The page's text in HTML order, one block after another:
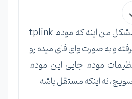
بعله یکی هستش، مشکل من اینه که مودم tplink
و به صورت وای فای میده رو
تنظیمات مودم جایی این مودم
نه اینکه مستقل باشه